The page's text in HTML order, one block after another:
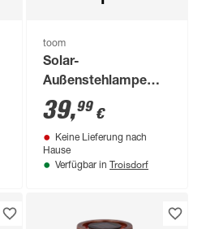
toom
Solar-
Außenstehlampe
warmweiß IP 44 Ø
40 x 150 cm
39,99 €
Keine Lieferung nach
Hause
Verfügbar in Troisdorf